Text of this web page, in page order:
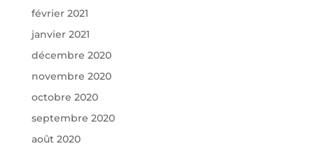
février 2021
janvier 2021
décembre 2020
novembre 2020
octobre 2020
septembre 2020
août 2020